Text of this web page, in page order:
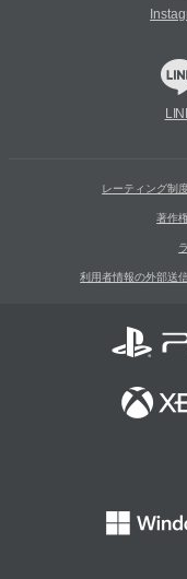
レーティング制
著作
利用者情報の外部送